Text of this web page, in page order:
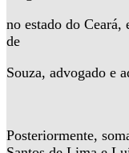
no estado do
de
Souza, advogado e
Posteriormente,